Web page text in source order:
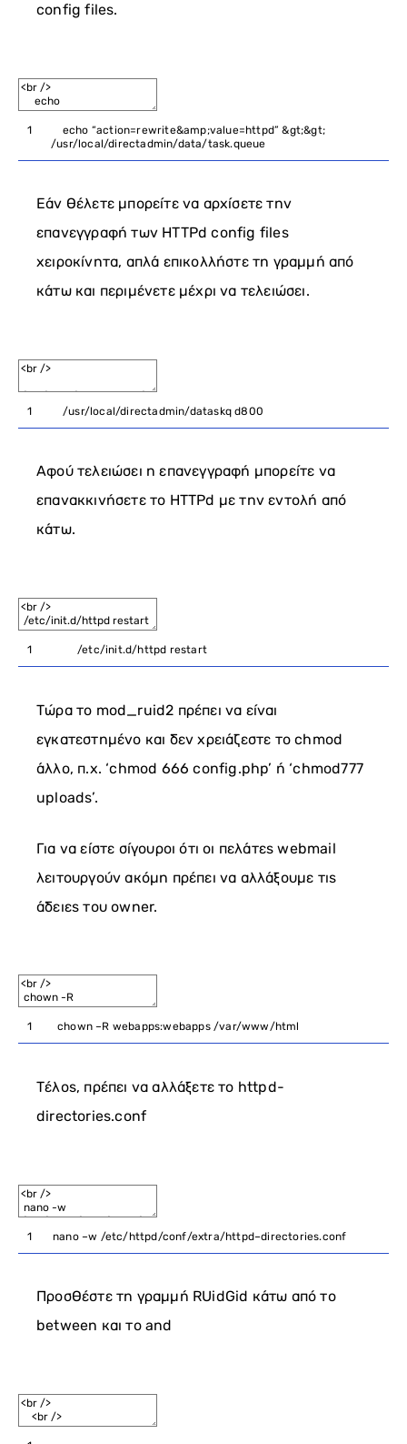
config files.
1 echo “action=rewrite&amp;value=httpd” &gt;&gt;
/usr/local/directadmin/data/task.queue
Εάν θέλετε μπορείτε να αρχίσετε την
επανεγγραφή των HTTPd config files
χειροκίνητα, απλά επικολλήστε τη γραμμή από
κάτω και περιμένετε μέχρι να τελειώσει.
1 /usr/local/directadmin/dataskqd800
Αφού τελειώσει η επανεγγραφή μπορείτε να
επανακκινήσετε το HTTPd με την εντολή από
κάτω.
1 /etc/init.d/httpd restart
Τώρα το mod_ruid2 πρέπει να είναι
εγκατεστημένο και δεν χρειάζεστε το chmod
άλλο, π.χ. ‘chmod 666 config.php’ ή ‘chmod777
uploads’.
Για να είστε σίγουροι ότι οι πελάτες webmail
λειτουργούν ακόμη πρέπει να αλλάξουμε τις
άδειες του owner.
1 chown –R webapps:webapps /var/www/html
Τέλος, πρέπει να αλλάξετε το httpd-
directories.conf
1 nano –w /etc/httpd/conf/extra/httpd–directories.conf
Προσθέστε τη γραμμή RUidGid κάτω από το
between και το and